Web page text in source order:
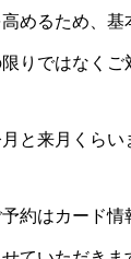
高めるため、
りではなくご
と来月くら
予約はカード